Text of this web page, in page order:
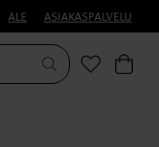
ALE ASIAKASPALVELU